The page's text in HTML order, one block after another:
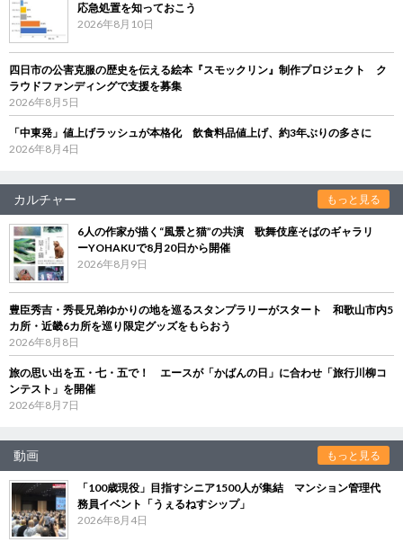
応急処置を知っておこう
2026年8月10日
四日市の公害克服の歴史を伝える絵本『スモックリン』制作プロジェクト ク
ラウドファンディングで支援を募集
2026年8月5日
「中東発」値上げラッシュが本格化 飲食料品値上げ、約3年ぶりの多さに
2026年8月4日
カルチャー もっと見る
6人の作家が描く“風景と猫”の共演 歌舞伎座そばのギャラリ
ーYOHAKUで8月20日から開催
2026年8月9日
豊臣秀吉・秀長兄弟ゆかりの地を巡るスタンプラリーがスタート 和歌山市内5
カ所・近畿6カ所を巡り限定グッズをもらおう
2026年8月8日
旅の思い出を五・七・五で！ エースが「かばんの日」に合わせ「旅行川柳コ
ンテスト」を開催
2026年8月7日
動画 もっと見る
「100歳現役」目指すシニア1500人が集結 マンション管理代
務員イベント「うぇるねすシップ」
2026年8月4日